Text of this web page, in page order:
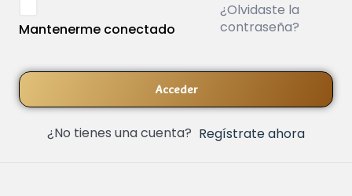
Mantenerme conectado
¿Olvidaste la
contraseña?
Acceder
¿No tienes una cuenta? Regístrate ahora